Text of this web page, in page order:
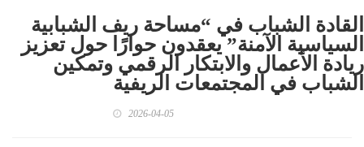
القادة الشباب في “مساحة ريف الشبابية
السياسية الآمنة” يعقدون حوارًا حول تعزيز
ريادة الأعمال والابتكار الرقمي وتمكين
الشباب في المجتمعات الريفية
2026-04-05